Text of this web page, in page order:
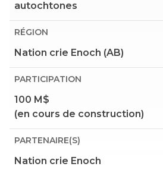
autochtones
RÉGION
Nation crie Enoch (AB)
PARTICIPATION
100 M$
(en cours de construction)
PARTENAIRE(S)
Nation crie Enoch